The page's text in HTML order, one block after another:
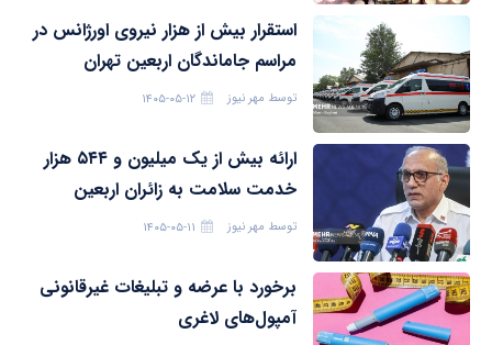
استقرار بیش از هزار نیروی اورژانس در
مراسم جاماندگان اربعین تهران
توسط مهر نیوز ۱۴۰۵-۰۵-۱۲
ارائه بیش از یک میلیون و ۵۴۴ هزار
خدمت سلامت به زائران اربعین
توسط مهر نیوز ۱۴۰۵-۰۵-۱۱
برخورد با عرضه و تبلیغات غیرقانونی
آمپول‌های لاغری